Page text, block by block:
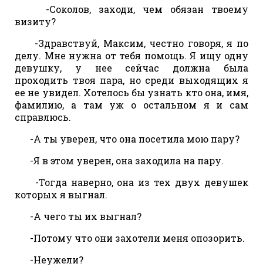
-Соколов, заходи, чем обязан твоему
визиту?
-Здравствуй, Максим, честно говоря, я по
делу. Мне нужна от тебя помощь. Я ищу одну
девушку, у нее сейчас должна была
проходить твоя пара, но среди выходящих я
ее не увидел. Хотелось бы узнать кто она, имя,
фамилию, а там уж о остальном я и сам
справлюсь.
-А ты уверен, что она посетила мою пару?
-Я в этом уверен, она заходила на пару.
-Тогда наверно, она из тех двух девушек
которых я выгнал.
-А чего ты их выгнал?
-Потому что они захотели меня опозорить.
-Неужели?